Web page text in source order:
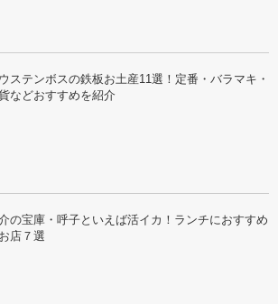
ステンボスの鉄板お土産11選！定番・バラマキ・
などおすすめを紹介
の宝庫・呼子といえば活イカ！ランチにおすすめ
店７選